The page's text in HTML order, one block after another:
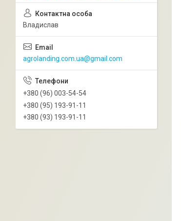
Владислав
agrolanding.com.ua@gmail.com
+380 (96) 003-54-54
+380 (95) 193-91-11
+380 (93) 193-91-11